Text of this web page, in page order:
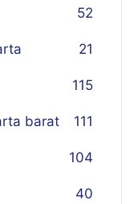
52
21
115
barat 111
104
40